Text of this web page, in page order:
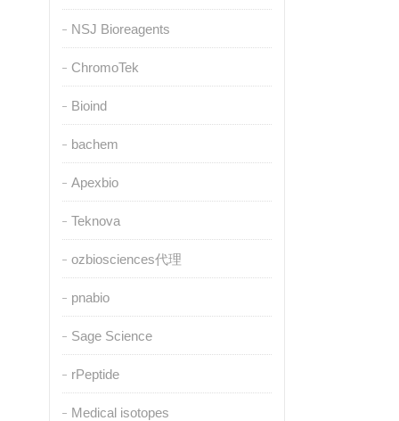
NSJ Bioreagents
ChromoTek
Bioind
bachem
Apexbio
Teknova
ozbiosciences代理
pnabio
Sage Science
rPeptide
Medical isotopes